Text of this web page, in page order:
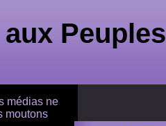
Peuples
médias ne
moutons